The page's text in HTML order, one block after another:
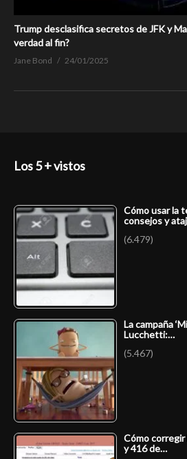
Trump desclasifica secretos de JFK y
verdad al fin?
Jane Bond 24/01/2025
Los 5 + vistos
Cómo usar la
consejos y
(6.479)
La campaña
Lucchetti:…
(5.467)
Cómo
y 416 de…